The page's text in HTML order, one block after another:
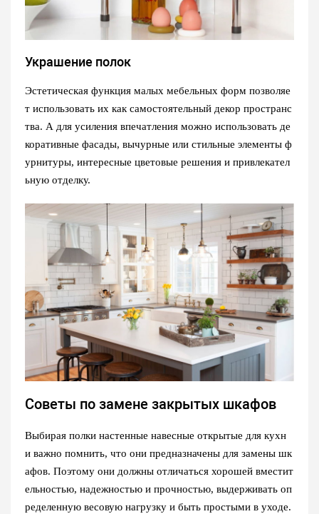
Украшение полок
Эстетическая функция малых мебельных форм позволяе
т использовать их как самостоятельный декор пространс
тва. А для усиления впечатления можно использовать де
коративные фасады, вычурные или стильные элементы ф
урнитуры, интересные цветовые решения и привлекател
ьную отделку.
Советы по замене закрытых шкафов
Выбирая полки настенные навесные открытые для кухн
и важно помнить, что они предназначены для замены шк
афов. Поэтому они должны отличаться хорошей вместит
ельностью, надежностью и прочностью, выдерживать оп
ределенную весовую нагрузку и быть простыми в уходе.